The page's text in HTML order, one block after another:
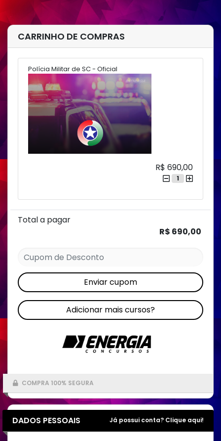
DADOS PESSOAIS Já possui conta? Clique aqui!
CARRINHO DE COMPRAS
Polícia Militar de SC - Oficial
R$ 690,00
1
Total a pagar
R$ 690,00
Enviar cupom
Adicionar mais cursos?
COMPRA 100% SEGURA